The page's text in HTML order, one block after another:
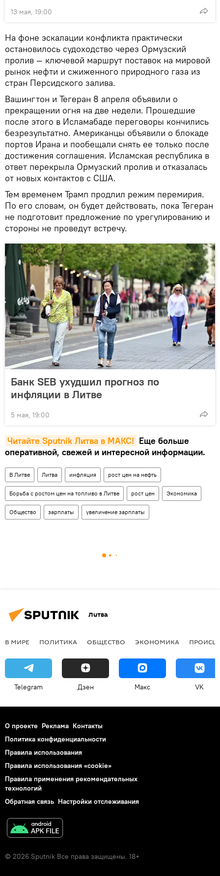
13 мая, 19:00
На фоне эскалации конфликта практически
остановилось судоходство через Ормузский
пролив — ключевой маршрут поставок на мировой
рынок нефти и сжиженного природного газа из
стран Персидского залива.
Вашингтон и Тегеран 8 апреля объявили о
прекращении огня на две недели. Прошедшие
после этого в Исламабаде переговоры кончились
безрезультатно. Американцы объявили о блокаде
портов Ирана и пообещали снять ее только после
достижения соглашения. Исламская республика в
ответ перекрыла Ормузский пролив и отказалась
от новых контактов с США.
Тем временем Трамп продлил режим перемирия.
По его словам, он будет действовать, пока Тегеран
не подготовит предложение по урегулированию и
стороны не проведут встречу.
Банк SEB ухудшил прогноз по
инфляции в Литве
5 мая, 19:00
Читайте Sputnik Литва в MAКС! Еще больше
оперативной, свежей и интересной информации.
В Литве Литва инфляция рост цен на нефть
Борьба с ростом цен на топливо в Литве рост цен Экономика
Общество зарплаты увеличение зарплаты
Литва
В МИРЕ ПОЛИТИКА ОБЩЕСТВО ЭКОНОМИКА
Telegram Дзен Макс VK
О проекте Реклама Контакты
Политика конфиденциальности
Правила использования
Правила использования «cookie»
Правила применения рекомендательных
технологий
Обратная связь Настройки отслеживания
© 2026 Sputnik Все права защищены. 18+